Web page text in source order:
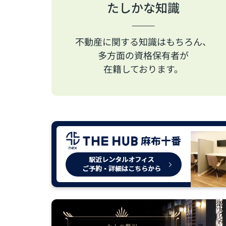
たしかな知識
不動産に関する知識はもちろん、
多方面の資格保有者が
在籍しております。